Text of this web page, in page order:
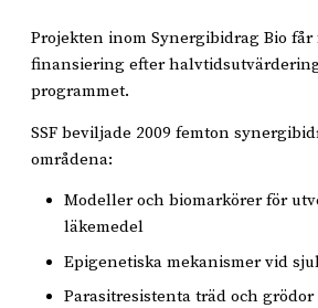
Projekten inom Synergibidrag Bio får
finansiering efter
programmet.
SSF beviljade 2009 femton
områdena:
Modeller och biomarkörer för
läkemedel
Epigenetiska mekanismer vid
Parasitresistenta träd och grödor